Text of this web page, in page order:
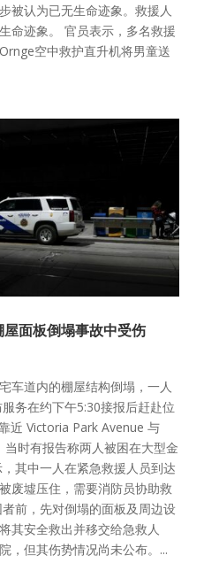
被认为已无生命迹象。救援人
命迹象。 官员表示，多名救援
空中救护直升机将男童送
面板倒塌事故中受伤
车道内的棚屋结构倒塌，一人
务在约下午5:30接报后赶赴位
近 Victoria Park Avenue 与
时有报告称两人被困在大型金
其中一人在紧急救援人员到达
废墟压住，需要消防员协助救
前，先对倒塌的面板及周边设
其安全救出并移交给急救人
，但其伤势情况尚未公布。...